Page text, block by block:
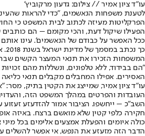
עו"ד ציון אמיר // צילום: גדעון מרקוביץ'
לטענת משפחות הנאשמים, "כדי להראות
הפרקליטות מעיזה לכתוב לבית המשפט כי
הפעילו שיקול דעת, והכי מקומם – הם
ככל האפשר על כבודם של הנאשמים'. עינו
כך נכתב במסמך של מדינת ישראל בשנת 2018. אי אפשר להאמין".
המשפחות הזכירו את תנאי המעצר הקשים
"הם בבידוד, ללא טלפונים, ונשללות מהם
האסירים. אפילו המחבלים מקבלים תנאי כליאה
עו"ד ציון אמיר, שמייצג את הקטין בתיק, מסר:
העובדות והפרטים במהלך המשפט הזה,
השב"כ – ייחשפו. הציבור אמור להזדעזע
חקירה כלפי קטין שלא מואשם ברצח. באיזה
כולה איומים והפעלת אמצעים אלימים בכל מיני
הדבר הזה מזעזע את הנפש, אי אפשר